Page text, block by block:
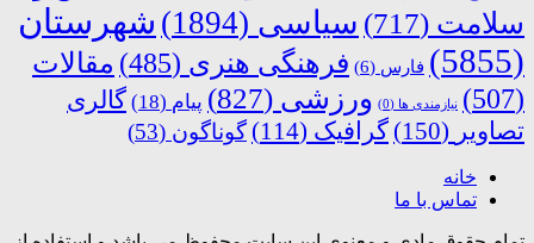
سلامت (717) سیاسی (1894)
شهرستان
(5855)
فارس (6) فرهنگی هنری (485)
مقالات
(507)
نیازمندی ها (0) ورزشی (827) پیام (18)
گالری
تصاویر (150) گرافیک (114) گوناگون (53)
خانه
تماس با ما